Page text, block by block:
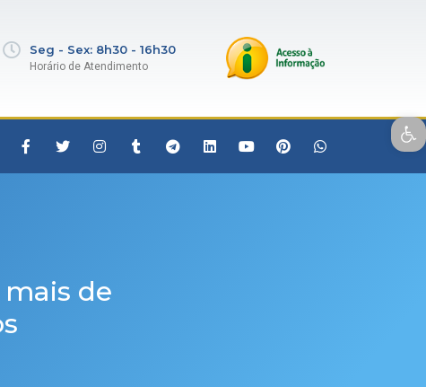
Open toolbar
Seg - Sex: 8h30 - 16h30
Horário de Atendimento
de